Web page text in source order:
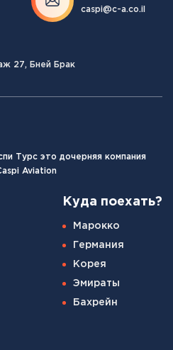
caspi@c-a.co.il
27, Бней Брак
Турс это дочерняя компания
Aviation
Куда поехать?
Марокко
Германия
Корея
Эмираты
Бахрейн